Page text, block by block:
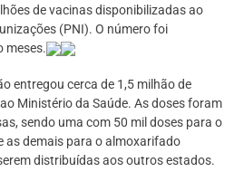
de vacinas disponibilizadas ao
(PNI). O número foi
meses.
entregou cerca de 1,5 milhão de
Ministério da Saúde. As doses foram
sendo uma com 50 mil doses para o
as demais para o almoxarifado
distribuídas aos outros estados.